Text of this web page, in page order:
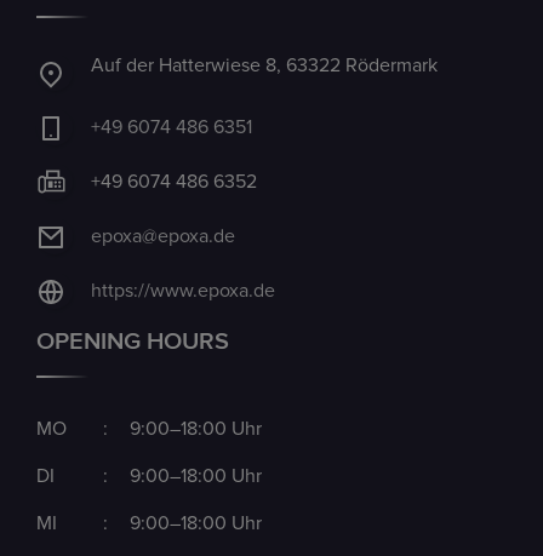
Auf der Hatterwiese 8, 63322 Rödermark
+49 6074 486 6351
+49 6074 486 6352
epoxa@epoxa.de
https://www.epoxa.de
OPENING HOURS
MO : 9:00–18:00 Uhr
DI : 9:00–18:00 Uhr
MI : 9:00–18:00 Uhr